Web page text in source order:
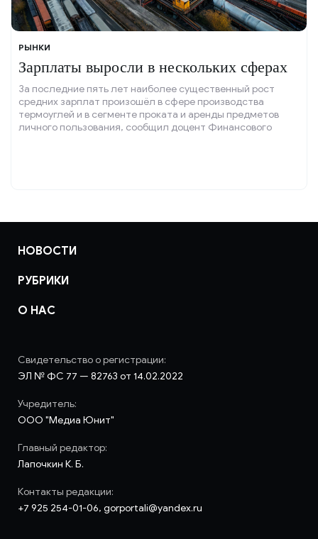
РЫНКИ
Зарплаты выросли в нескольких сферах
За последние пять лет наиболее существенный рост
средних зарплат произошёл в сфере производства
термоуглей и в сегменте проката и аренды предметов
личного пользования, сообщил доцент Финансового
НОВОСТИ
РУБРИКИ
О НАС
Свидетельство о регистрации:
ЭЛ № ФС 77 — 82763 от 14.02.2022
Учредитель:
ООО "Медиа Юнит"
Главный редактор:
Лапочкин К. Б.
Контакты редакции:
+7 925 254-01-06, gorportali@yandex.ru